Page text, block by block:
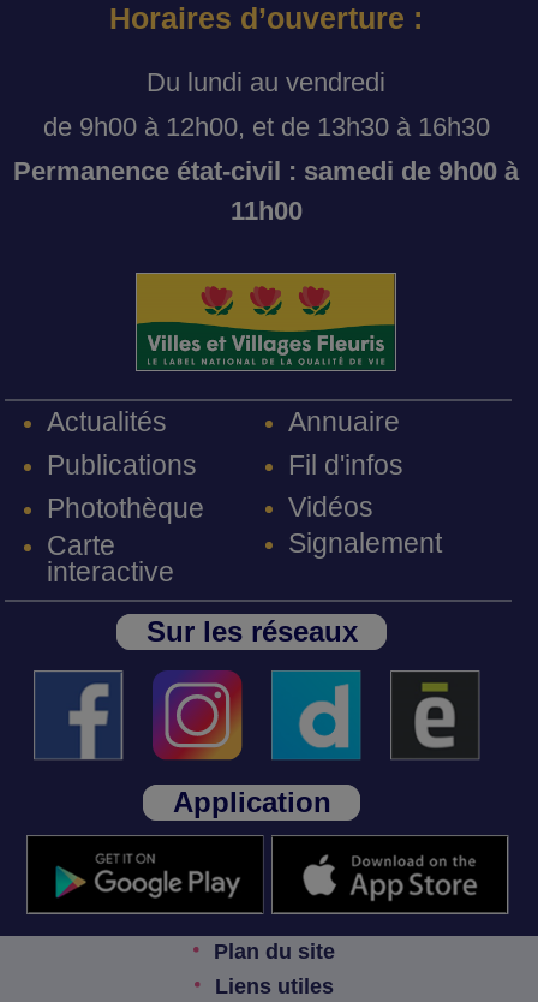
Horaires d’ouverture :
Du lundi au vendredi
de 9h00 à 12h00, et de 13h30 à 16h30
Permanence état-civil : samedi de 9h00 à
11h00
Actualités
Publications
Photothèque
Carte
interactive
Annuaire
Fil d'infos
Vidéos
Signalement
Sur les réseaux
Application
Plan du site
Liens utiles